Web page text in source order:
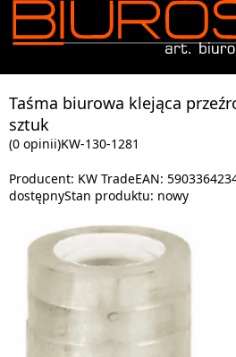
Taśma biurowa klejąca
sztuk
(0 opinii)KW-130-1281
Producent: KW TradeEAN:
dostępnyStan produktu: nowy